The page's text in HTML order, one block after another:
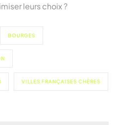
leurs choix ?
BOURGES
VILLES FRANÇAISES CHÈRES